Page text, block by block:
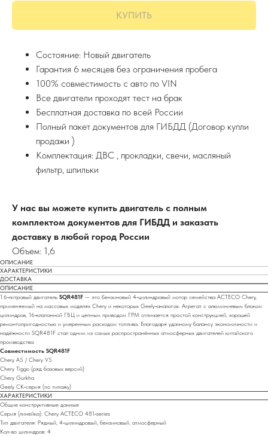
КУПИТЬ
Состояние: Новый двигатель
Гарантия 6 месяцев без ограничения пробега
100% совместимость с авто по VIN
Все двигатели проходят тест на брак
Бесплатная доставка по всей России
Полный пакет документов для ГИБДД (Договор купли
продажи )
Комплектация: ДВС , прокладки, свечи, масляный
фильтр, шпильки
У нас вы можете купить двигатель с полным
комплектом документов для ГИБДД и заказать
доставку в любой город России
Объем: 1,6
ОПИСАНИЕ
ХАРАКТЕРИСТИКИ
ДОСТАВКА
ОПИСАНИЕ
1.6‑литровый двигатель SQR481F — это бензиновый 4‑цилиндровый мотор семейства ACTECO Chery,
применяемый на массовых моделях Chery и некоторых Geely‑аналогах. Агрегат с алюминиевым блоком
цилиндров, 16‑клапанной ГБЦ и цепным приводом ГРМ отличается простой конструкцией, хорошей
ремонтопригодностью и умеренным расходом топлива. Благодаря удачному балансу экономичности и
надёжности SQR481F стал одним из самых распространённых атмосферных двигателей китайского
производства.
Совместимость SQR481F
Chery A5 / Chery V5
Chery Tiggo (ряд базовых версий)
Chery Gurkha
Geely CK‑серия (по типажу)
ХАРАКТЕРИСТИКИ
Общие конструктивные данные
Серия (линейка): Chery ACTECO 481‑series
Тип двигателя: Рядный, 4‑цилиндровый, бензиновый, атмосферный
Кол-во цилиндров: 4